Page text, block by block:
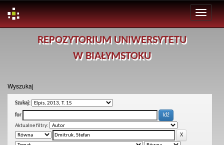
REPOZYTORIUM UNIWERSYTETU
W BIAŁYMSTOKU
Wyszukaj
Szukaj:
for
Aktualne filtry: